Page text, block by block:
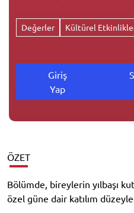
Değerler Kültürel
Giriş
Yap
ÖZET
Bölümde, bireylerin yılbaşı
özel güne dair katılım